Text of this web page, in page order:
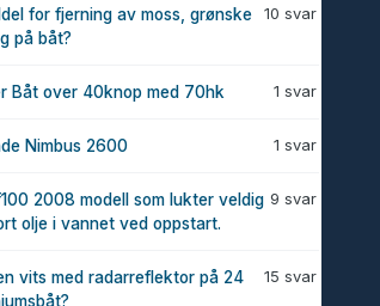
10 svar
for fjerning av moss, grønske
på båt?
1 svar
Båt over 40knop med 70hk
1 svar
Nimbus 2600
9 svar
2008 modell som lukter veldig
olje i vannet ved oppstart.
15 svar
vits med radarreflektor på 24